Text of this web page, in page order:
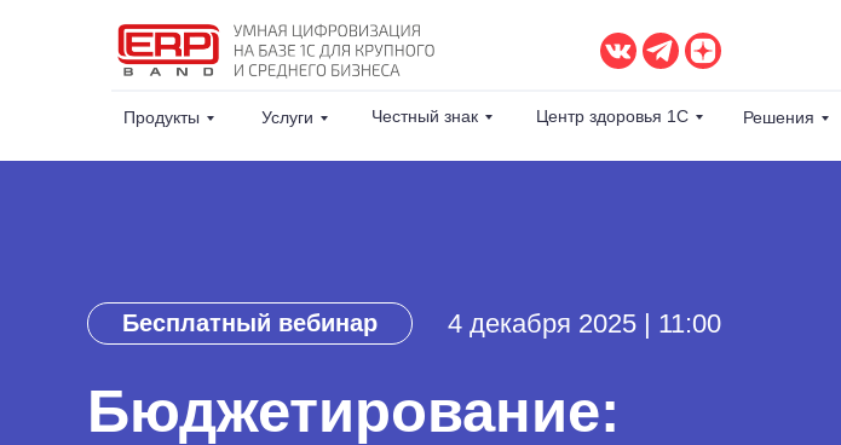
Продукты Услуги Честный знак Решения
Центр здоровья 1С
Бюджетирование:
4 декабря 2025 | 11:00
Бесплатный вебинар